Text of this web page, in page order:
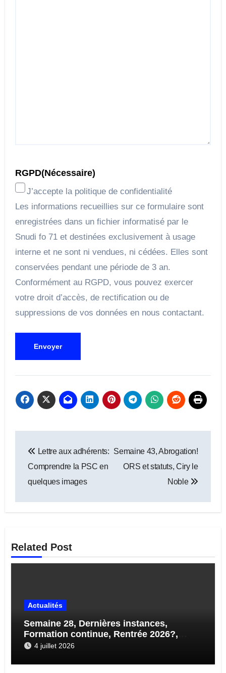
RGPD(Nécessaire)
J’accepte la politique de confidentialité
Les informations recueillies sur ce formulaire sont
enregistrées dans un fichier informatisé par le
Snudi fo 71 et destinées exclusivement à usage
interne et ne sont ni vendues, ni cédées. Elles sont
conservées pendant une période de 3 an.
Conformément au RGPD, vous pouvez exercer
votre droit d’accès, de rectification ou de
suppressions de vos données en nous contactant.
de
l’article
Lettre aux adhérents:
Comprendre la PSC en
quelques images
Semaine 43, Abrogation!
ORS et statuts, Ciry le
Noble
Related Post
Actualités
Semaine 28, Dernières instances,
Formation continue, Rentrée 2026?,
STAGES…
4 juillet 2026